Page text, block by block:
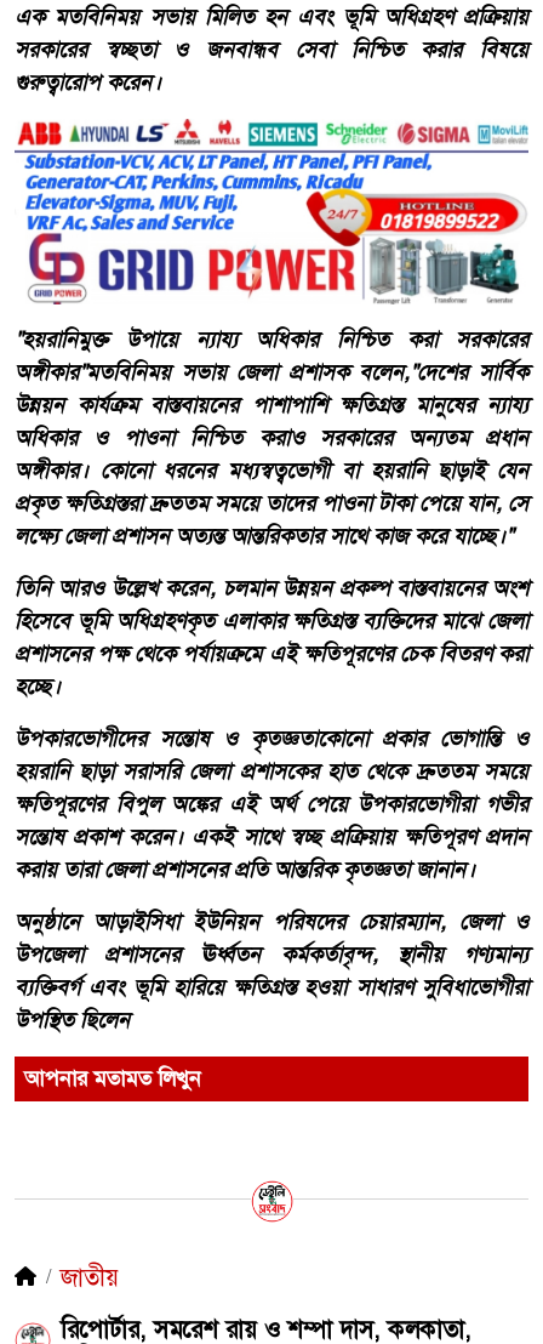
এক মতবিনিময় সভায় মিলিত হন এবং ভূমি অধিগ্রহণ প্রক্রিয়ায়
সরকারের স্বচ্ছতা ও জনবান্ধব সেবা নিশ্চিত করার বিষয়ে
গুরুত্বারোপ করেন।
​"হয়রানিমুক্ত উপায়ে ন্যায্য অধিকার নিশ্চিত করা সরকারের
অঙ্গীকার"​মতবিনিময় সভায় জেলা প্রশাসক বলেন,​"দেশের সার্বিক
উন্নয়ন কার্যক্রম বাস্তবায়নের পাশাপাশি ক্ষতিগ্রস্ত মানুষের ন্যায্য
অধিকার ও পাওনা নিশ্চিত করাও সরকারের অন্যতম প্রধান
অঙ্গীকার। কোনো ধরনের মধ্যস্বত্বভোগী বা হয়রানি ছাড়াই যেন
প্রকৃত ক্ষতিগ্রস্তরা দ্রুততম সময়ে তাদের পাওনা টাকা পেয়ে যান, সে
লক্ষ্যে জেলা প্রশাসন অত্যন্ত আন্তরিকতার সাথে কাজ করে যাচ্ছে।"
​তিনি আরও উল্লেখ করেন, চলমান উন্নয়ন প্রকল্প বাস্তবায়নের অংশ
হিসেবে ভূমি অধিগ্রহণকৃত এলাকার ক্ষতিগ্রস্ত ব্যক্তিদের মাঝে জেলা
প্রশাসনের পক্ষ থেকে পর্যায়ক্রমে এই ক্ষতিপূরণের চেক বিতরণ করা
হচ্ছে।
​উপকারভোগীদের সন্তোষ ও কৃতজ্ঞতা​কোনো প্রকার ভোগান্তি ও
হয়রানি ছাড়া সরাসরি জেলা প্রশাসকের হাত থেকে দ্রুততম সময়ে
ক্ষতিপূরণের বিপুল অঙ্কের এই অর্থ পেয়ে উপকারভোগীরা গভীর
সন্তোষ প্রকাশ করেন। একই সাথে স্বচ্ছ প্রক্রিয়ায় ক্ষতিপূরণ প্রদান
করায় তারা জেলা প্রশাসনের প্রতি আন্তরিক কৃতজ্ঞতা জানান।
​অনুষ্ঠানে আড়াইসিধা ইউনিয়ন পরিষদের চেয়ারম্যান, জেলা ও
উপজেলা প্রশাসনের ঊর্ধ্বতন কর্মকর্তাবৃন্দ, স্থানীয় গণ্যমান্য
ব্যক্তিবর্গ এবং ভূমি হারিয়ে ক্ষতিগ্রস্ত হওয়া সাধারণ সুবিধাভোগীরা
উপস্থিত ছিলেন
আপনার মতামত লিখুন
জাতীয়
রিপোর্টার, সমরেশ রায় ও শম্পা দাস, কলকাতা,